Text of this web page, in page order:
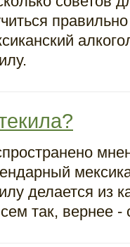
делается из
так, вернее -